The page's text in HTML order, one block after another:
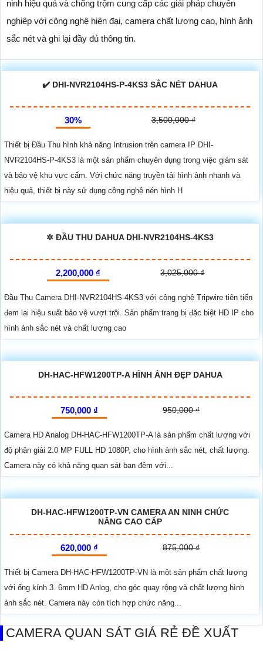
ninh hiệu quả và chống trộm cung cấp các giải pháp chuyên
nghiệp với công nghệ hiện đại, camera chất lượng cao, hình ảnh
sắc nét và ghi lại đầy đủ thông tin.
✔️ DHI-NVR2104HS-P-4KS3 SẮC NÉT DAHUA
30% 3,500,000 ₫
Thiết bị Đầu Thu hình khả năng Intrusion trên camera IP DHI-
NVR2104HS-P-4KS3 là một sản phẩm chuyên dụng trong việc giám sát
và bảo vệ khu vực cấm. Với chức năng truyền tải hình ảnh nhanh và
hiệu quả, thiết bị này sử dụng công nghệ nén hình H
✲ ĐẦU THU DAHUA DHI-NVR2104HS-4KS3
2,200,000 ₫ 3,025,000 ₫
Đầu Thu Camera DHI-NVR2104HS-4KS3 với công nghệ Tripwire tiên tiến
đem lại hiệu suất bảo vệ vượt trội. Sản phẩm trang bị đặc biệt HD IP cho
hình ảnh sắc nét và chất lượng cao
DH-HAC-HFW1200TP-A HÌNH ẢNH ĐẸP DAHUA
750,000 ₫ 950,000 ₫
Camera HD Analog DH-HAC-HFW1200TP-A là sản phẩm chất lượng với
độ phân giải 2.0 MP FULL HD 1080P, cho hình ảnh sắc nét, chất lượng.
Camera này có khả năng quan sát ban đêm với...
DH-HAC-HFW1200TP-VN CAMERA AN NINH CHỨC
NĂNG CAO CẤP
620,000 ₫ 875,000 ₫
Thiết bị Camera DH-HAC-HFW1200TP-VN là một sản phẩm chất lượng
với ống kính 3. 6mm HD Anlog, cho góc quay rộng và chất lượng hình
ảnh sắc nét. Camera này còn tích hợp chức năng...
CAMERA QUAN SÁT GIÁ RẺ ĐỀ XUẤT